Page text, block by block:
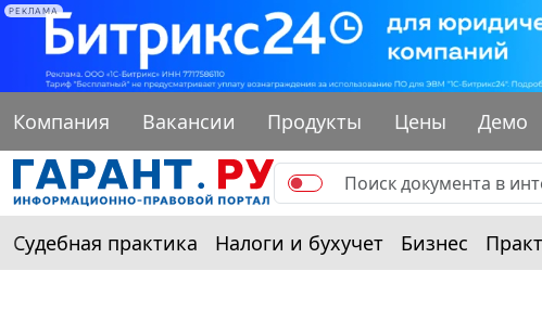
РЕКЛАМА
Компания Вакансии Продукты Цены Демо
Судебная практика Налоги и бухучет Бизнес